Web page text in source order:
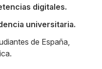
digitales.
universitaria.
de España,